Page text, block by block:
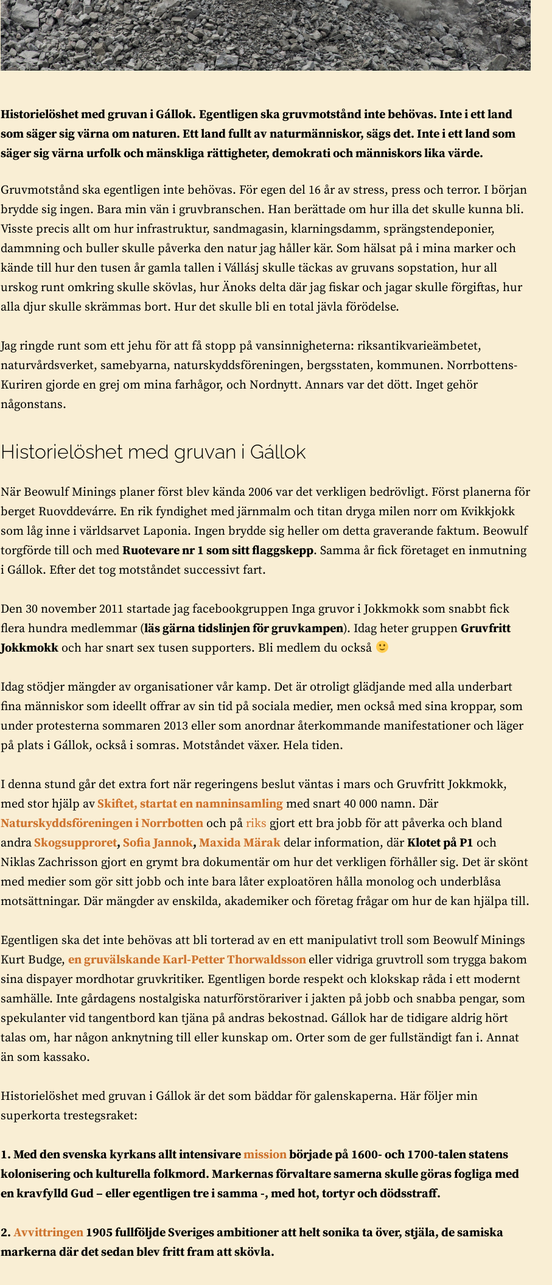
Historielöshet med gruvan i Gállok. Egentligen ska gruvmotstånd inte behövas. Inte i ett land
som säger sig värna om naturen. Ett land fullt av naturmänniskor, sägs det. Inte i ett land som
säger sig värna urfolk och mänskliga rättigheter, demokrati och människors lika värde.
Gruvmotstånd ska egentligen inte behövas. För egen del 16 år av stress, press och terror. I början
brydde sig ingen. Bara min vän i gruvbranschen. Han berättade om hur illa det skulle kunna bli.
Visste precis allt om hur infrastruktur, sandmagasin, klarningsdamm, sprängstendeponier,
dammning och buller skulle påverka den natur jag håller kär. Som hälsat på i mina marker och
kände till hur den tusen år gamla tallen i Vállásj skulle täckas av gruvans sopstation, hur all
urskog runt omkring skulle skövlas, hur Änoks delta där jag fiskar och jagar skulle förgiftas, hur
alla djur skulle skrämmas bort. Hur det skulle bli en total jävla förödelse.
Jag ringde runt som ett jehu för att få stopp på vansinnigheterna: riksantikvarieämbetet,
naturvårdsverket, samebyarna, naturskyddsföreningen, bergsstaten, kommunen. Norrbottens-
Kuriren gjorde en grej om mina farhågor, och Nordnytt. Annars var det dött. Inget gehör
någonstans.
Historielöshet med gruvan i Gállok
När Beowulf Minings planer först blev kända 2006 var det verkligen bedrövligt. Först planerna för
berget Ruovddevárre. En rik fyndighet med järnmalm och titan dryga milen norr om Kvikkjokk
som låg inne i världsarvet Laponia. Ingen brydde sig heller om detta graverande faktum. Beowulf
torgförde till och medRuotevare nr 1 som sitt flaggskepp. Samma år fick företaget en inmutning
i Gállok. Efter det tog motståndet successivt fart.
Den 30 november 2011 startade jag facebookgruppen Inga gruvor i Jokkmokk som snabbt fick
flera hundra medlemmar (läs gärna tidslinjen för gruvkampen). Idag heter gruppenGruvfritt
Jokkmokk och har snart sex tusen supporters. Bli medlem du också
Idag stödjer mängder av organisationer vår kamp. Det är otroligt glädjande med alla underbart
fina människor som ideellt offrar av sin tid på sociala medier, men också med sina kroppar, som
under protesterna sommaren 2013 eller som anordnar återkommande manifestationer och läger
på plats i Gállok, också i somras. Motståndet växer. Hela tiden.
I denna stund går det extra fort när regeringens beslut väntas i mars och Gruvfritt Jokkmokk,
med stor hjälp avSkiftet, startat en namninsamling med snart 40 000 namn. Där
Naturskyddsföreningen i Norrbotten och påriks gjort ett bra jobb för att påverka och bland
andraSkogsupproret,Sofia Jannok,Maxida Märak delar information, därKlotet på P1 och
Niklas Zachrisson gjort en grymt bra dokumentär om hur det verkligen förhåller sig. Det är skönt
med medier som gör sitt jobb och inte bara låter exploatören hålla monolog och underblåsa
motsättningar. Där mängder av enskilda, akademiker och företag frågar om hur de kan hjälpa till.
Egentligen ska det inte behövas att bli torterad av en ett manipulativt troll som Beowulf Minings
Kurt Budge,en gruvälskande Karl-Petter Thorwaldsson eller vidriga gruvtroll som trygga bakom
sina dispayer mordhotar gruvkritiker. Egentligen borde respekt och klokskap råda i ett modernt
samhälle. Inte gårdagens nostalgiska naturförstörariver i jakten på jobb och snabba pengar, som
spekulanter vid tangentbord kan tjäna på andras bekostnad. Gállok har de tidigare aldrig hört
talas om, har någon anknytning till eller kunskap om. Orter som de ger fullständigt fan i. Annat
än som kassako.
Historielöshet med gruvan i Gállok är det som bäddar för galenskaperna. Här följer min
superkorta trestegsraket:
1. Med den svenska kyrkans allt intensivaremissionbörjade på 1600- och 1700-talen statens
kolonisering och kulturella folkmord. Markernas förvaltare samerna skulle göras fogliga med
en kravfylld Gud – eller egentligen tre i samma -, med hot, tortyr och dödsstraff.
2.Avvittringen 1905 fullföljde Sveriges ambitioner att helt sonika ta över, stjäla, de samiska
markerna där det sedan blev fritt fram att skövla.